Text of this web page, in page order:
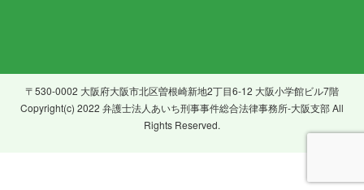
〒530-0002 大阪府大阪市北区曽根崎新地2丁目6-12 大阪小学館ビル7階
Copyright(c) 2022 弁護士法人あいち刑事事件総合法律事務所-大阪支部 All
Rights Reserved.